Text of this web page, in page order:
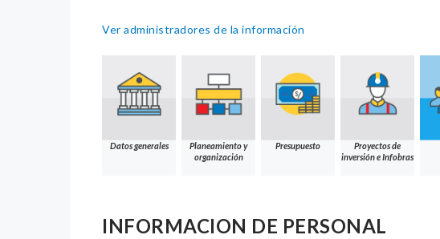
Ver administradores de la información
Datos generales
Planeamiento y
organización
Presupuesto
Proyectos de
inversión e Infobras
INFORMACION DE PERSONAL